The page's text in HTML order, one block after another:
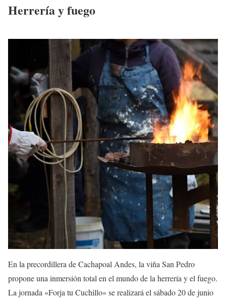
Herrería y fuego
En la precordillera de Cachapoal Andes, la viña San Pedro
propone una inmersión total en el mundo de la herrería y el fuego.
La jornada «Forja tu Cuchillo» se realizará el sábado 20 de junio